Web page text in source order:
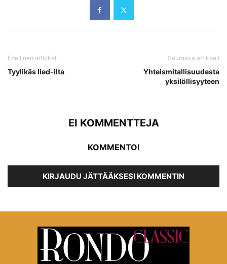
Edellinen artikkeli
Tyylikäs lied-ilta
Seuraava artikkeli
Yhteismitallisuudesta
yksilöllisyyteen
EI KOMMENTTEJA
KOMMENTOI
KIRJAUDU JÄTTÄÄKSESI KOMMENTIN